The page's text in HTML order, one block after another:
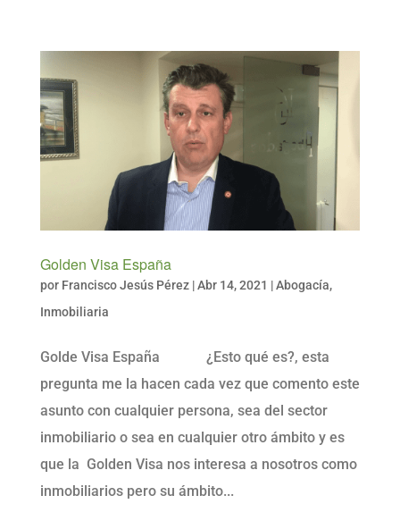
Golden Visa España
por Francisco Jesús Pérez|Abr 14, 2021 |Abogacía,
Inmobiliaria
Golde Visa España ¿Esto qué es?, esta
pregunta me la hacen cada vez que comento este
asunto con cualquier persona, sea del sector
inmobiliario o sea en cualquier otro ámbito y es
que la Golden Visa nos interesa a nosotros como
inmobiliarios pero su ámbito...